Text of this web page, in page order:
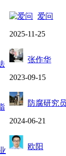
爱问
2025-11-25
张作华
2023-09-15
防腐研究
2024-06-21
欧阳